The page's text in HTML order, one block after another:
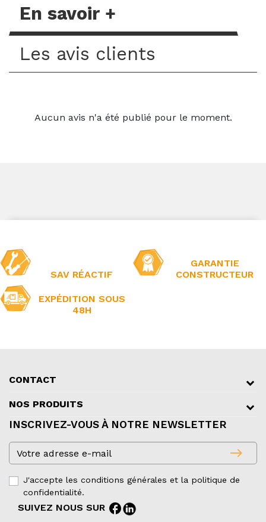
En savoir +
Les avis clients
Aucun avis n'a été publié pour le moment.
SAV RÉACTIF
GARANTIE
CONSTRUCTEUR
EXPÉDITION SOUS
48H
CONTACT
NOS PRODUITS
INSCRIVEZ-VOUS À NOTRE NEWSLETTER
east
J'accepte les conditions générales et la politique de
confidentialité.
SUIVEZ NOUS SUR facebook